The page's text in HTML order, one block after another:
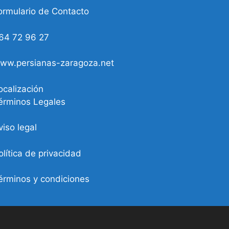
de Contacto
72 96 27
zaragoza.net
Legales
legal
de privacidad
y condiciones